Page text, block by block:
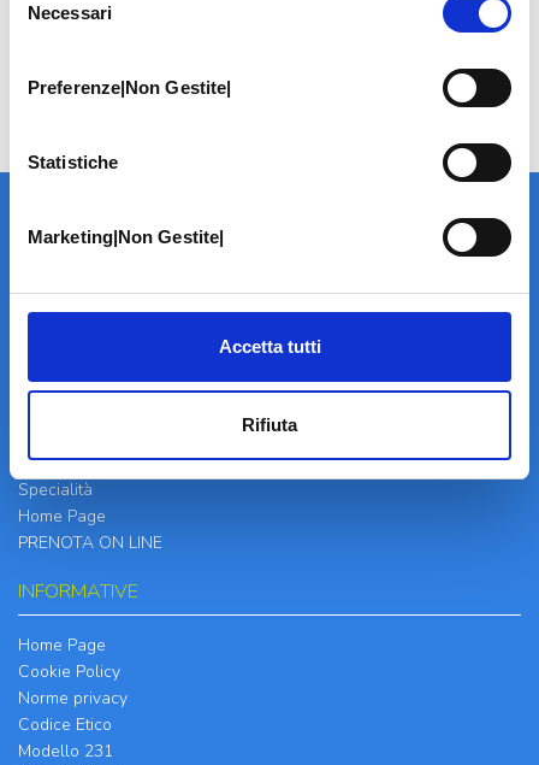
delNecessari
Preferenze|Non Gestite|
Statistiche
Marketing|Non Gestite|
Accetta tutti
Rifiuta
Il Centro
Specialità
Home Page
PRENOTA ON LINE
INFORMATIVE
Home Page
Cookie Policy
Norme privacy
Codice Etico
Modello 231